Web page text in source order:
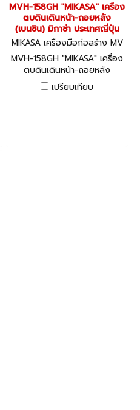
MVH-158GH "MIKASA" เครื่อง
ตบดินเดินหน้า-ถอยหลัง
(เบนซิน) มิกาซ่า ประเทศญี่ปุ่น
MIKASA เครื่องมือก่อสร้าง MV
H-158GH
MVH-158GH "MIKASA" เครื่อง
ตบดินเดินหน้า-ถอยหลัง
(เบนซิน) มิกาซ่า ประเทศญี่ปุ่น
เปรียบเทียบ